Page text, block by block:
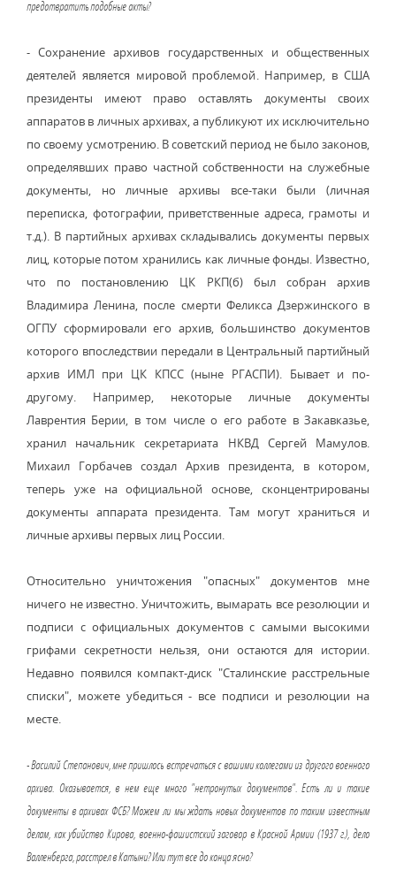
предотвратить подобные акты?
- Сохранение архивов государственных и общественных
деятелей является мировой проблемой. Например, в США
президенты имеют право оставлять документы своих
аппаратов в личных архивах, а публикуют их исключительно
по своему усмотрению. В советский период не было законов,
определявших право частной собственности на служебные
документы, но личные архивы все-таки были (личная
переписка, фотографии, приветственные адреса, грамоты и
т.д.). В партийных архивах складывались документы первых
лиц, которые потом хранились как личные фонды. Известно,
что по постановлению ЦК РКП(б) был собран архив
Владимира Ленина, после смерти Феликса Дзержинского в
ОГПУ сформировали его архив, большинство документов
которого впоследствии передали в Центральный партийный
архив ИМЛ при ЦК КПСС (ныне РГАСПИ). Бывает и по-
другому. Например, некоторые личные документы
Лаврентия Берии, в том числе о его работе в Закавказье,
хранил начальник секретариата НКВД Сергей Мамулов.
Михаил Горбачев создал Архив президента, в котором,
теперь уже на официальной основе, сконцентрированы
документы аппарата президента. Там могут храниться и
личные архивы первых лиц России.
Относительно уничтожения "опасных" документов мне
ничего не известно. Уничтожить, вымарать все резолюции и
подписи с официальных документов с самыми высокими
грифами секретности нельзя, они остаются для истории.
Недавно появился компакт-диск "Сталинские расстрельные
списки", можете убедиться - все подписи и резолюции на
месте.
- Василий Степанович, мне пришлось встречаться с вашими коллегами из другого военного
архива. Оказывается, в нем еще много "нетронутых документов". Есть ли и такие
документы в архивах ФСБ? Можем ли мы ждать новых документов по таким известным
делам, как убийство Кирова, военно-фашистский заговор в Красной Армии (1937 г.), дело
Валленберга, расстрел в Катыни? Или тут все до конца ясно?